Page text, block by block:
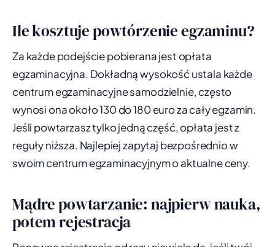
Ile kosztuje powtórzenie egzaminu?
Za każde podejście pobierana jest opłata
egzaminacyjna. Dokładną wysokość ustala każde
centrum egzaminacyjne samodzielnie, często
wynosi ona około 130 do 180 euro za cały egzamin.
Jeśli powtarzasz tylko jedną część, opłata jest z
reguły niższa. Najlepiej zapytaj bezpośrednio w
swoim centrum egzaminacyjnym o aktualne ceny.
Mądre powtarzanie: najpierw nauka,
potem rejestracja